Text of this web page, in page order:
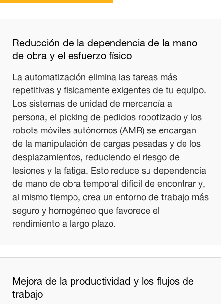
Reducción de la dependencia de la mano
de obra y el esfuerzo físico
La automatización elimina las tareas más
repetitivas y físicamente exigentes de tu equipo.
Los sistemas de unidad de mercancía a
persona, el picking de pedidos robotizado y los
robots móviles autónomos (AMR) se encargan
de la manipulación de cargas pesadas y de los
desplazamientos, reduciendo el riesgo de
lesiones y la fatiga. Esto reduce su dependencia
de mano de obra temporal difícil de encontrar y,
al mismo tiempo, crea un entorno de trabajo más
seguro y homogéneo que favorece el
rendimiento a largo plazo.
Mejora de la productividad y los flujos de
trabajo